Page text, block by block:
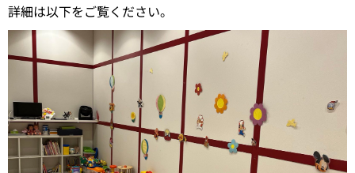
詳細は以下をご覧ください。